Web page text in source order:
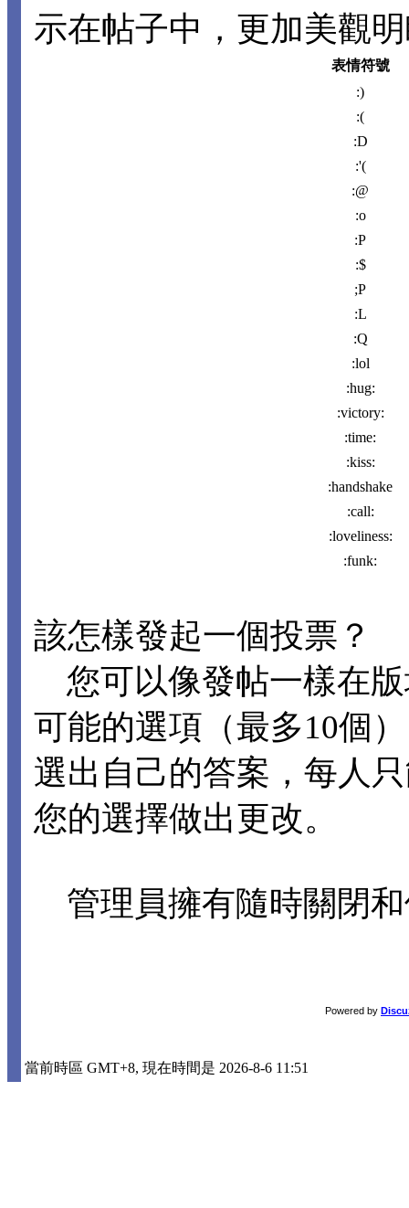
示在帖子中，更加美觀
表情符號
:)
:(
:D
:'(
:@
:o
:P
:$
;P
:L
:Q
:lol
:hug:
:victory:
:time:
:kiss:
:handshake
:call:
:loveliness:
:funk:
該怎樣發起一個投票？
您可以像發帖一樣在
可能的選項（最多10個
選出自己的答案，每人
您的選擇做出更改。
管理員擁有隨時關閉
Powered by
當前時區 GMT+8, 現在時間是 2026-8-6 11:51